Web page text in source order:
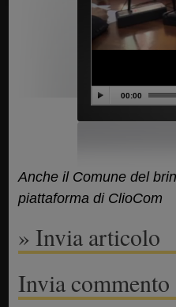
00:00
Anche il Comune del
piattaforma di ClioCom
» Invia articolo
Invia commento